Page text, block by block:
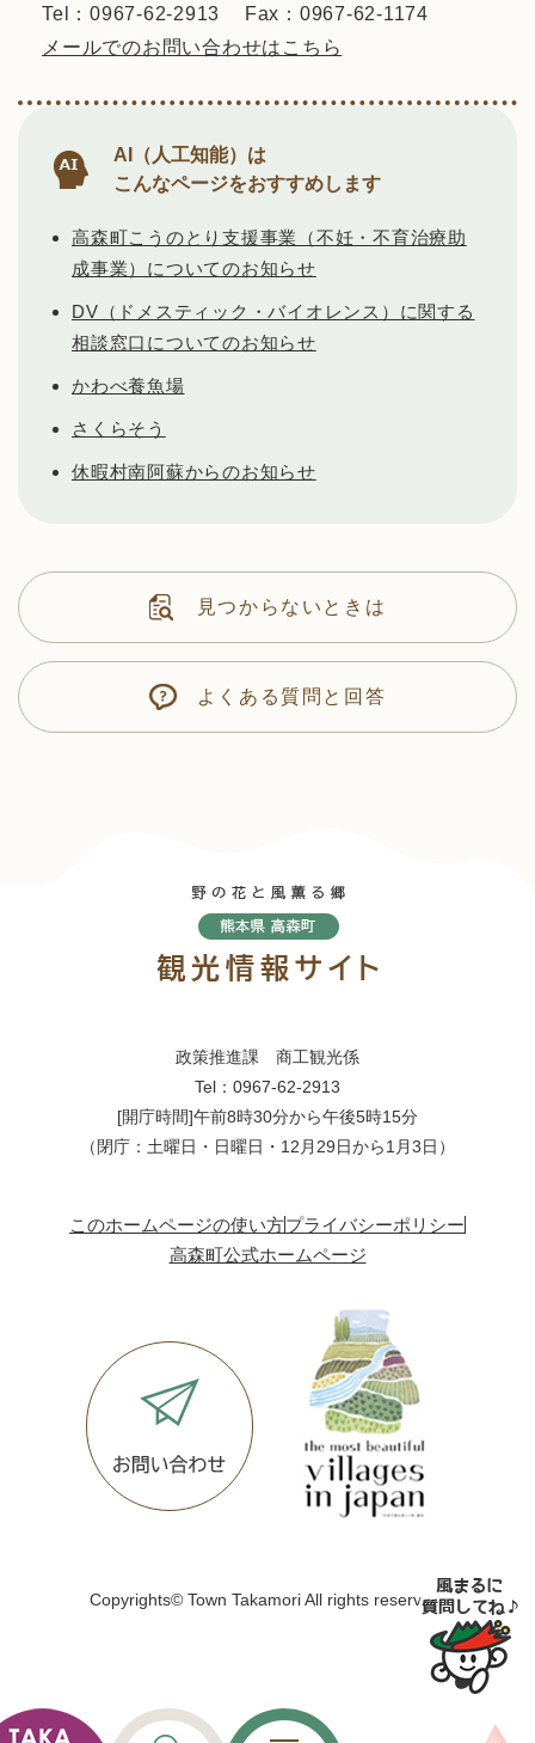
Tel：0967-62-2913
Fax：0967-62-1174
メールでのお問い合わせはこちら
AI（人工知能）は
こんなページをおすすめします
高森町こうのとり支援事業（不妊・不育治療助
成事業）についてのお知らせ
DV（ドメスティック・バイオレンス）に関する
相談窓口についてのお知らせ
かわべ養魚場
さくらそう
休暇村南阿蘇からのお知らせ
見つからないときは
よくある質問と回答
政策推進課 商工観光係
Tel：0967-62-2913
[開庁時間]午前8時30分から午後5時15分
（閉庁：土曜日・日曜日・12月29日から1月3日）
このホームページの使い方プライバシーポリシー
高森町公式ホームページ
Copyrights© Town Takamori All rights reserved.